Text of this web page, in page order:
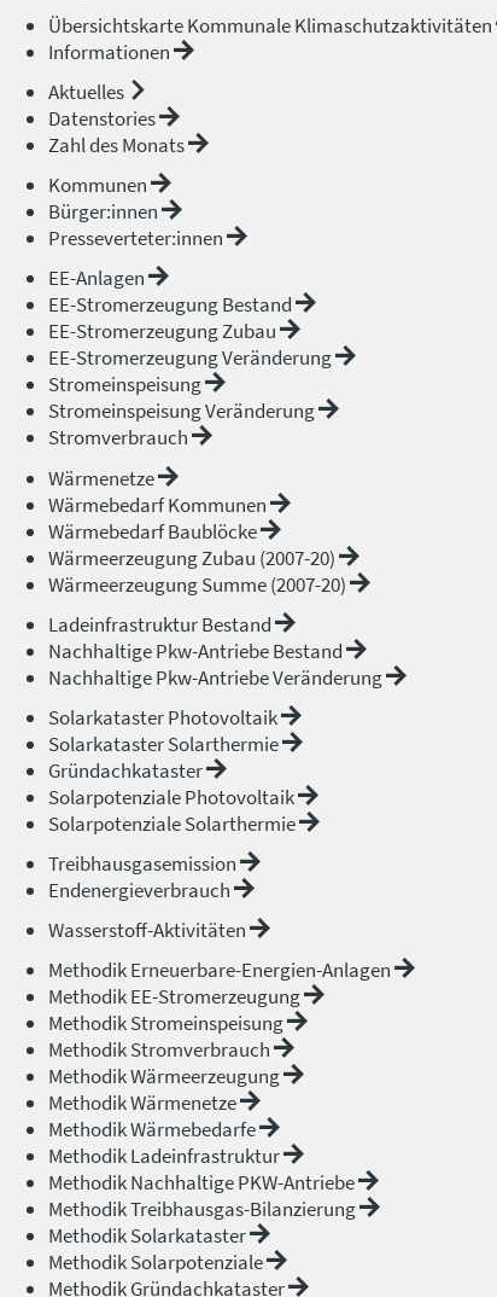
Übersichtskarte Kommunale Klimaschutzaktivitäten
Informationen
Aktuelles
Datenstories
Zahl des Monats
Kommunen
Bürger:innen
Presseverteter:innen
EE-Anlagen
EE-Stromerzeugung Bestand
EE-Stromerzeugung Zubau
EE-Stromerzeugung Veränderung
Stromeinspeisung
Stromeinspeisung Veränderung
Stromverbrauch
Wärmenetze
Wärmebedarf Kommunen
Wärmebedarf Baublöcke
Wärmeerzeugung Zubau (2007-20)
Wärmeerzeugung Summe (2007-20)
Ladeinfrastruktur Bestand
Nachhaltige Pkw-Antriebe Bestand
Nachhaltige Pkw-Antriebe Veränderung
Solarkataster Photovoltaik
Solarkataster Solarthermie
Gründachkataster
Solarpotenziale Photovoltaik
Solarpotenziale Solarthermie
Treibhausgasemission
Endenergieverbrauch
Wasserstoff-Aktivitäten
Methodik Erneuerbare-Energien-Anlagen
Methodik EE-Stromerzeugung
Methodik Stromeinspeisung
Methodik Stromverbrauch
Methodik Wärmeerzeugung
Methodik Wärmenetze
Methodik Wärmebedarfe
Methodik Ladeinfrastruktur
Methodik Nachhaltige PKW-Antriebe
Methodik Treibhausgas-Bilanzierung
Methodik Solarkataster
Methodik Solarpotenziale
Methodik Gründachkataster